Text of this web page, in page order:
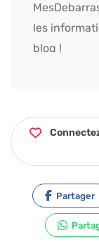
les
blog !
Partager